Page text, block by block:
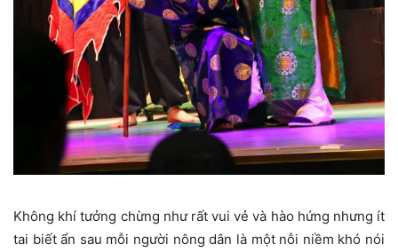
Không khí tưởng chừng như rất vui vẻ và hào hứng nhưng ít
tai biết ẩn sau mỗi người nông dân là một nỗi niềm khó nói